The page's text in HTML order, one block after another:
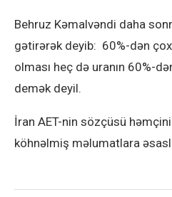
Behruz Kəmalvəndi daha
gətirərək deyib: 60%-dən
olması heç də uranın 60%-
demək deyil.
İran AET-nin sözçüsü
köhnəlmiş məlumatlara